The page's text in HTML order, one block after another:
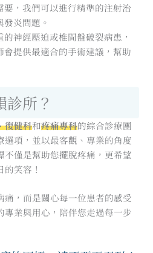
要，我們可以進行精準的注射治
炎問題。
神經壓迫或椎間盤破裂病患，
會提供最適合的手術建議，幫助
所？
復健科和疼痛專科的綜合診療團
選項，並以最客觀、專業的角度
不僅是幫助您擺脫疼痛，更希望
笑容！
痛，而是關心每一位患者的感受
專業與用心，陪伴您走過每一步